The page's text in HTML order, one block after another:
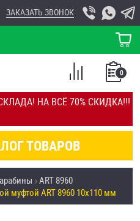
НА ВСЁ 70% СКИДКА!!!
ЗАКАЗАТЬ ЗВОНОК
КОРЗИНА
ТОВАРОВ
0
СПИСОК
СРАВНЕНИЕ
ART 8960
муфтой ART 8960 10х110 мм